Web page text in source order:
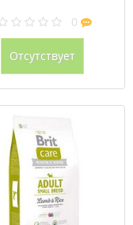
0
Отсутствует